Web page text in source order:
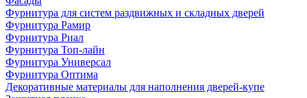
Фурнитура для систем раздвижных и складных дверей
Фурнитура Рамир
Фурнитура Риал
Фурнитура Топ-лайн
Фурнитура Универсал
Фурнитура Оптима
Декоративные материалы для наполнения дверей-купе